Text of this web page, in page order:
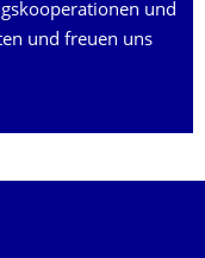
und
und freuen uns